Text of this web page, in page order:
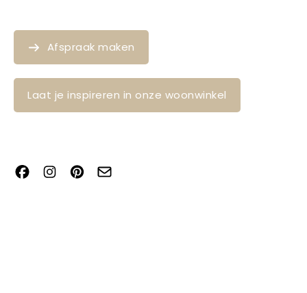
Afspraak maken
Laat je inspireren in onze woonwinkel